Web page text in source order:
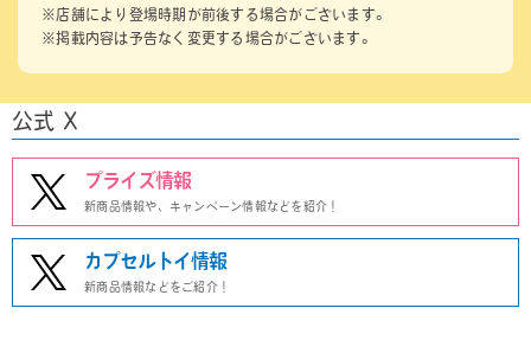
※店舗により登場時期が前後する場合がございます。
※掲載内容は予告なく変更する場合がございます。
公式 X
プライズ情報
新商品情報や、キャンペーン情報などを紹介！
カプセルトイ情報
新商品情報などをご紹介！